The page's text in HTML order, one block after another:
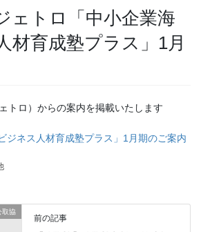
ェトロ「中小企業海
材育成塾プラス」1月
トロ）からの案内を掲載いたします
ジネス人材育成塾プラス」1月期のご案内
取協
前の記事